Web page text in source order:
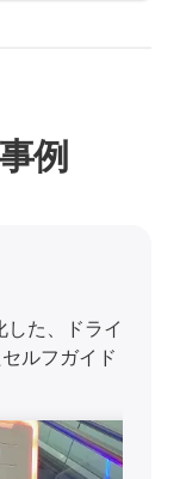
例
した、ドライ
ルフガイド